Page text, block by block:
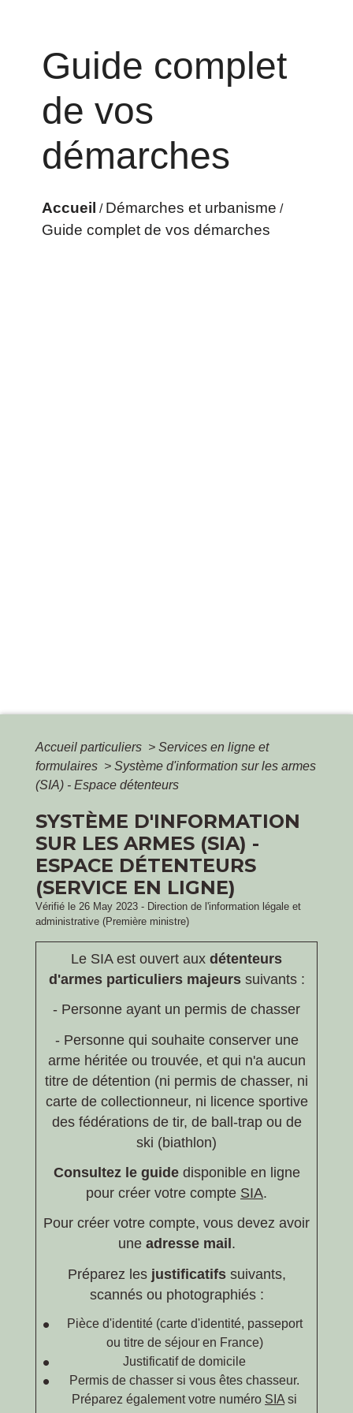
Guide complet
de vos
démarches
Accueil / Démarches et urbanisme /
Guide complet de vos démarches
Accueil particuliers > Services en ligne et
formulaires > Système d'information sur les armes
(SIA) - Espace détenteurs
SYSTÈME D'INFORMATION
SUR LES ARMES (SIA) -
ESPACE DÉTENTEURS
(SERVICE EN LIGNE)
Vérifié le 26 May 2023 - Direction de l'information légale et
administrative (Première ministre)
Le SIA est ouvert aux détenteurs
d'armes particuliers majeurssuivants :
- Personne ayant un permis de chasser
- Personne qui souhaite conserver une
arme héritée ou trouvée, et qui n'a aucun
titre de détention (ni permis de chasser, ni
carte de collectionneur, ni licence sportive
des fédérations de tir, de ball-trap ou de
ski (biathlon)
Consultez le guidedisponible en ligne
pour créer votre compte SIA.
Pour créer votre compte, vous devez avoir
une adresse mail .
Préparez les justificatifssuivants,
scannés ou photographiés :
Pièce d'identité (carte d'identité, passeport
ou titre de séjour en France)
Justificatif de domicile
Permis de chasser si vous êtes chasseur.
Préparez également votre numéro SIA si